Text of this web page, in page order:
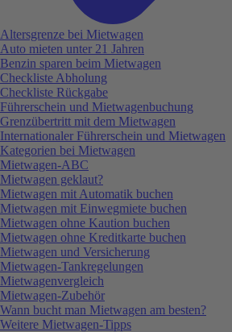
Altersgrenze bei Mietwagen
Auto mieten unter 21 Jahren
Benzin sparen beim Mietwagen
Checkliste Abholung
Checkliste Rückgabe
Führerschein und Mietwagenbuchung
Grenzübertritt mit dem Mietwagen
Internationaler Führerschein und Mietwagen
Kategorien bei Mietwagen
Mietwagen-ABC
Mietwagen geklaut?
Mietwagen mit Automatik buchen
Mietwagen mit Einwegmiete buchen
Mietwagen ohne Kaution buchen
Mietwagen ohne Kreditkarte buchen
Mietwagen und Versicherung
Mietwagen-Tankregelungen
Mietwagenvergleich
Mietwagen-Zubehör
Wann bucht man Mietwagen am besten?
Weitere Mietwagen-Tipps